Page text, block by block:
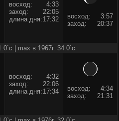
восход:
4:33
заход:
22:05
длина дня: 17:32 восход:
3:57
заход:
20:37
| max в 1967г. 34.0`c
восход:
4:32
заход:
22:06
длина дня: 17:34 восход:
4:34
заход:
21:31